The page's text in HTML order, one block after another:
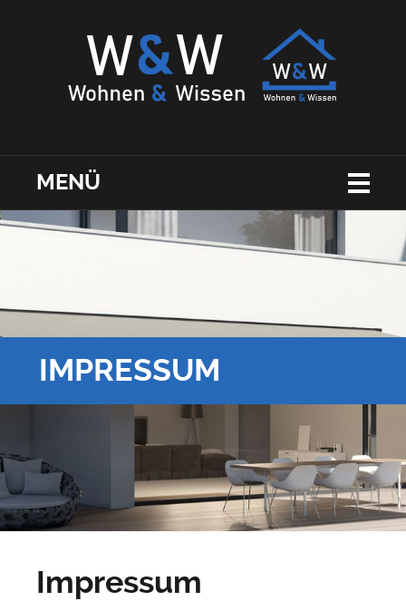
MENÜ
IMPRESSUM
Impressum